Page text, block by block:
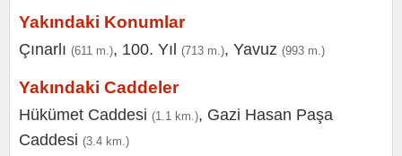
Yakındaki Konumlar
Çınarlı (611 m.), 100. Yıl (713 m.), Yavuz (993 m.)
Yakındaki Caddeler
Hükümet Caddesi (1.1 km.), Gazi Hasan Paşa
Caddesi (3.4 km.)